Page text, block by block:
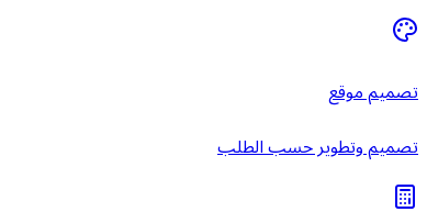
تصميم موقع
تصميم وتطوير حسب الطلب